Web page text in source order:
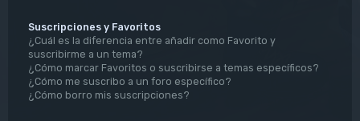
Suscripciones y Favoritos
¿Cuál es la diferencia entre añadir como Favorito y
suscribirme a un tema?
¿Cómo marcar Favoritos o suscribirse a temas específicos?
¿Cómo me suscribo a un foro específico?
¿Cómo borro mis suscripciones?